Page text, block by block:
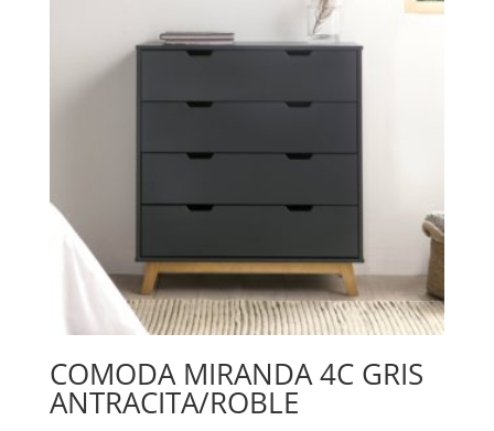
COMODA MIRANDA 4C GRIS
ANTRACITA/ROBLE